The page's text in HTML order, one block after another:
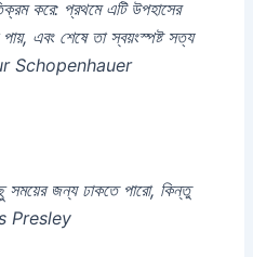
করে: প্রথমে এটি উপহাসের
এবং শেষে তা স্বয়ংস্পষ্ট সত্য
Schopenhauer
সময়ের জন্য ঢাকতে পারো, কিন্তু
Presley